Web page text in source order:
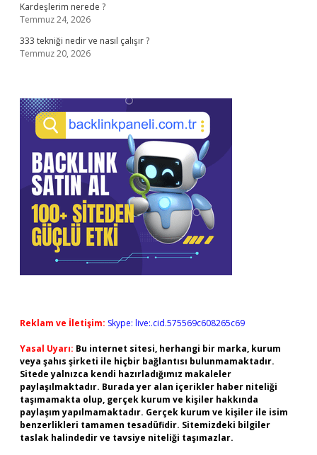
Kardeşlerim nerede ?
Temmuz 24, 2026
333 tekniği nedir ve nasıl çalışır ?
Temmuz 20, 2026
Reklam ve İletişim: Skype: live:.cid.575569c608265c69
Yasal Uyarı: Bu internet sitesi, herhangi bir marka, kurum
veya şahıs şirketi ile hiçbir bağlantısı bulunmamaktadır.
Sitede yalnızca kendi hazırladığımız makaleler
paylaşılmaktadır. Burada yer alan içerikler haber niteliği
taşımamakta olup, gerçek kurum ve kişiler hakkında
paylaşım yapılmamaktadır. Gerçek kurum ve kişiler ile isim
benzerlikleri tamamen tesadüfidir. Sitemizdeki bilgiler
taslak halindedir ve tavsiye niteliği taşımazlar.